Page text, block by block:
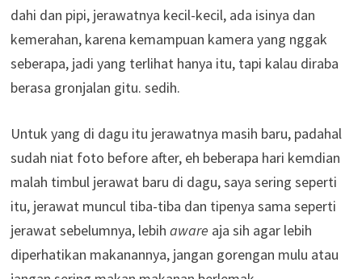
dahi dan pipi, jerawatnya kecil-kecil, ada isinya dan
kemerahan, karena kemampuan kamera yang nggak
seberapa, jadi yang terlihat hanya itu, tapi kalau diraba
berasa gronjalan gitu. sedih.
Untuk yang di dagu itu jerawatnya masih baru, padahal
sudah niat foto before after, eh beberapa hari kemdian
malah timbul jerawat baru di dagu, saya sering seperti
itu, jerawat muncul tiba-tiba dan tipenya sama seperti
jerawat sebelumnya, lebih aware aja sih agar lebih
diperhatikan makanannya, jangan gorengan mulu atau